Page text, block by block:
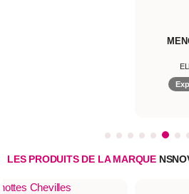
LES PRODUITS DE LA MARQUE